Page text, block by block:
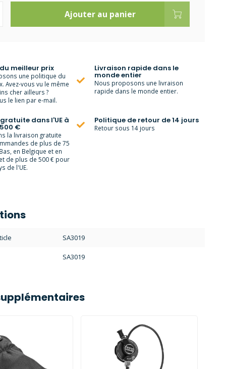
Ajouter au panier
meilleur prix
une politique du
Avez-vous vu le même
cher ailleurs ?
le lien par e-mail.
Livraison rapide dans le
monde entier
Nous proposons une livraison
rapide dans le monde entier.
dans l'UE à
€
la livraison gratuite
de plus de 75
en Belgique et en
de plus de 500 € pour
de l'UE.
Politique de retour de 14 jours
Retour sous 14 jours
SA3019
SA3019